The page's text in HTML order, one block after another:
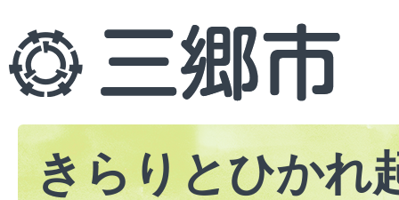
きらりとひかれ